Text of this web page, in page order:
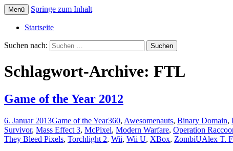
Der Dritte Spieler
Menü Springe zum Inhalt
Startseite
Suchen nach:
Schlagwort-Archive: FTL
Game of the Year 2012
6. Januar 2013Game of the Year360, Awesomenauts, Binary Domain,
Survivor, Mass Effect 3, McPixel, Modern Warfare, Operation
They Bleed Pixels, Torchlight 2, Wii, Wii U, XBox, ZombiUAlex T.